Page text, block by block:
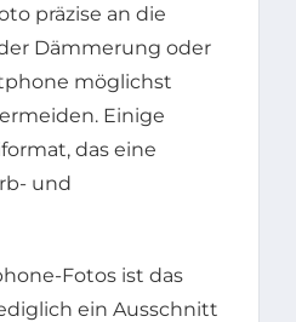
präzise an die
Dämmerung oder
möglichst
Einige
das eine
und
Fotos ist das
ein Ausschnitt